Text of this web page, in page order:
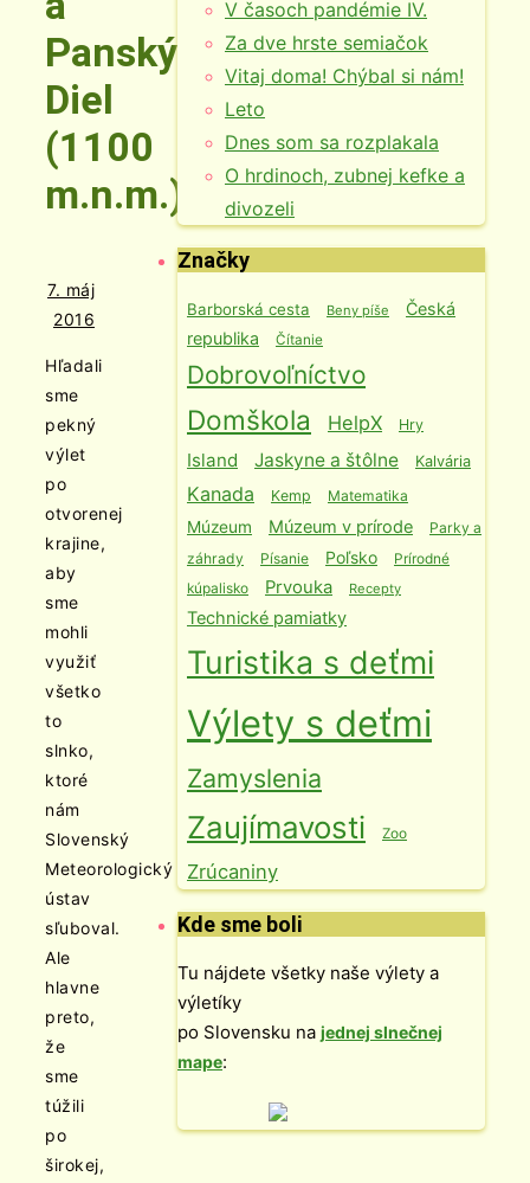
Panský
Diel
(1100
m.n.m.)
7. máj
2016
Hľadali
sme
pekný
výlet
po
otvorenej
krajine,
aby
sme
mohli
využiť
všetko
to
slnko,
ktoré
nám
Slovenský
Meteorologický
ústav
sľuboval.
Ale
hlavne
preto,
že
sme
túžili
po
širokej,
V časoch pandémie IV.
Za dve hrste semiačok
Vitaj doma! Chýbal si nám!
Leto
Dnes som sa rozplakala
O hrdinoch, zubnej kefke a
divozeli
Značky
Barborská cesta Beny píše
Česká
republika
Čítanie
Dobrovoľníctvo
Domškola HelpX Hry
Island Jaskyne a štôlne Kalvária
Kanada Kemp Matematika
Múzeum Múzeum v prírode
Parky a
záhrady
Písanie Poľsko
Prírodné
kúpalisko
Prvouka Recepty
Technické pamiatky
Turistika s deťmi
Výlety s deťmi
Zamyslenia
Zaujímavosti Zoo
Zrúcaniny
Kde sme boli
Tu nájdete všetky naše výlety a
výletíky
po Slovensku na jednej slnečnej
mape: